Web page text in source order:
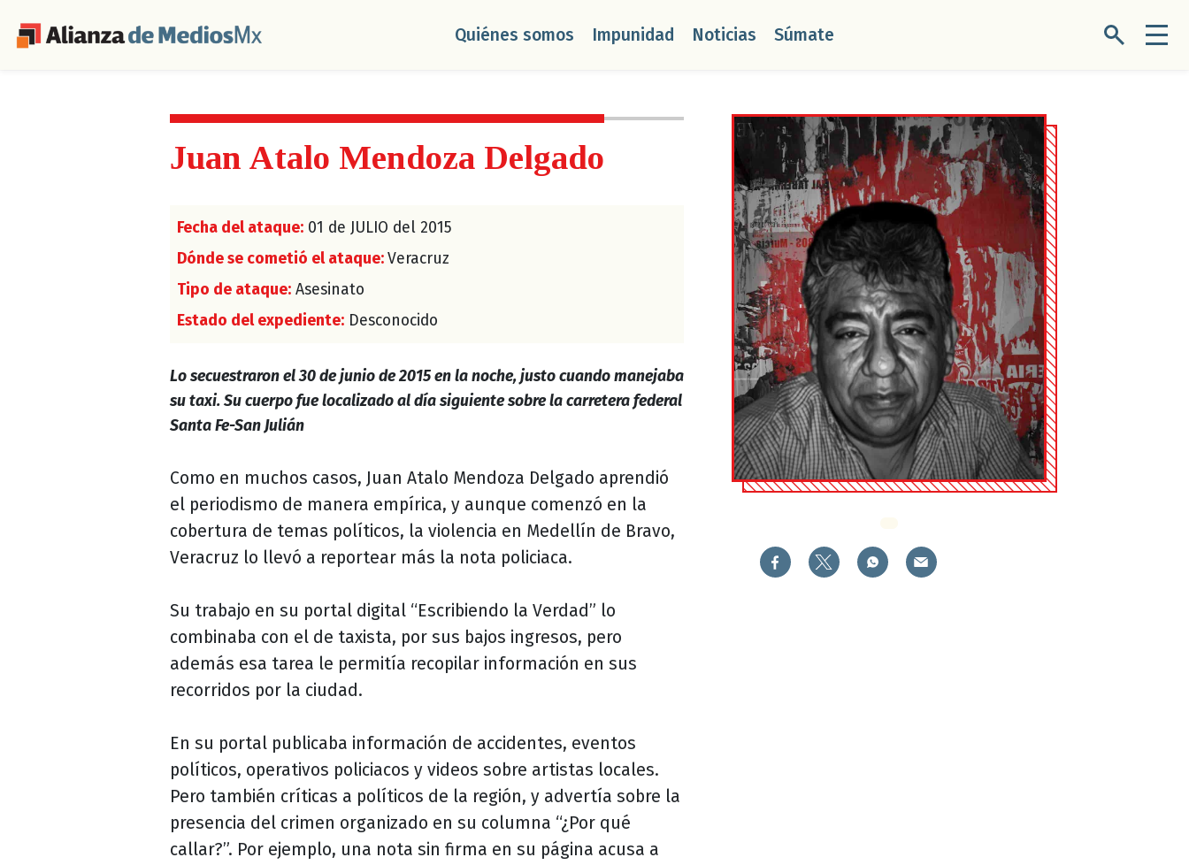
Quiénes somos Impunidad Noticias Súmate
Juan Atalo Mendoza Delgado
Fecha del ataque:01 de JULIO del 2015
Dónde se cometió el ataque:Veracruz
Tipo de ataque:Asesinato
Estado del expediente:Desconocido
Lo secuestraron el 30 de junio de 2015 en la noche, justo cuando manejaba
su taxi. Su cuerpo fue localizado al día siguiente sobre la carretera federal
Santa Fe-San Julián
Como en muchos casos, Juan Atalo Mendoza Delgado aprendió
el periodismo de manera empírica, y aunque comenzó en la
cobertura de temas políticos, la violencia en Medellín de Bravo,
Veracruz lo llevó a reportear más la nota policiaca.
Su trabajo en su portal digital “Escribiendo la Verdad” lo
combinaba con el de taxista, por sus bajos ingresos, pero
además esa tarea le permitía recopilar información en sus
recorridos por la ciudad.
En su portal publicaba información de accidentes, eventos
políticos, operativos policiacos y videos sobre artistas locales.
Pero también críticas a políticos de la región, y advertía sobre la
presencia del crimen organizado en su columna “¿Por qué
callar?”. Por ejemplo, una nota sin firma en su página acusa a